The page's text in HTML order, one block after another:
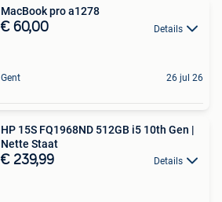
MacBook pro a1278
€ 60,00 Details
Gent 26 jul 26
HP 15S FQ1968ND 512GB i5 10th Gen |
Nette Staat
€ 239,99 Details